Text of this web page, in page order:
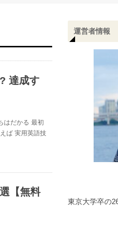
達成す
はだかる 最初
ば 実用英語技
【無料
運営者情報
東京大学卒の